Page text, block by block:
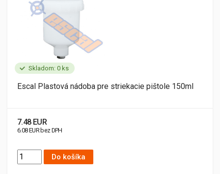
Skladom: 0 ks
Escal Plastová nádoba pre striekacie pištole 150ml
7.48 EUR
6.08 EUR bez DPH
Do košíka